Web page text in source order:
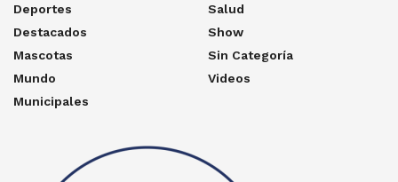
Deportes
Destacados
Mascotas
Mundo
Municipales
Salud
Show
Sin Categoría
Videos